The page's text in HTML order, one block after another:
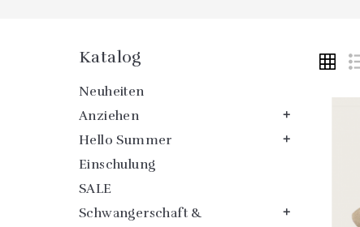
Katalog
Neuheiten
Anziehen

Hello Summer 
Einschulung
SALE
Schwangerschaft &
